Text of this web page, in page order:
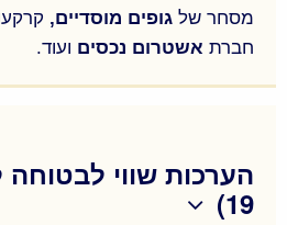
יזמים; ניתוח הצעות היזמים;
מסחר של גופים מוסדיים,
חברת אשטרום נכסים ועוד.
לשותפי המשרד ניסיון רב
גדולים ומורכבים בין הנכסים
הערכות שווי ניתן למצוא נכסי
הערכות שווי
19)